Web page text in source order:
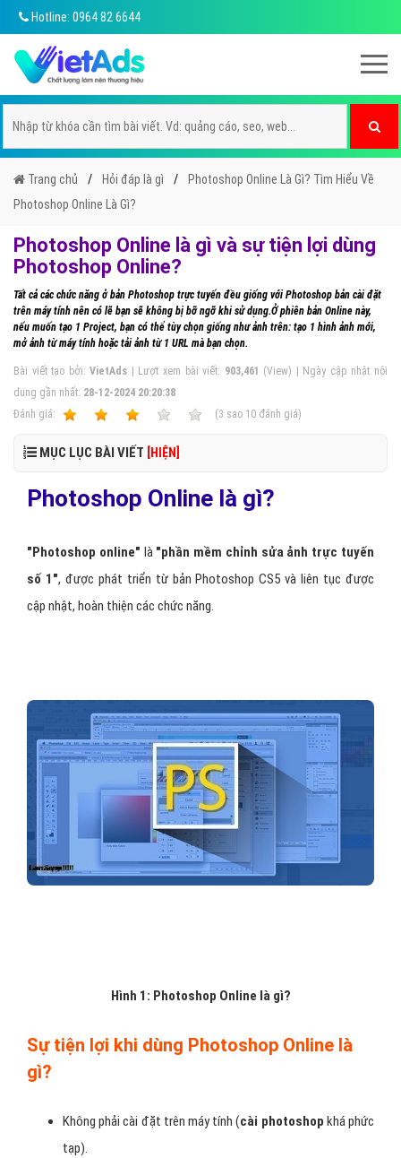
Hotline: 0964 82 6644
Trang chủ Hỏi đáp là gì
Photoshop Online Là Gì? Tìm Hiểu Về
Photoshop Online Là Gì?
Photoshop Online là gì và sự tiện lợi dùng
Photoshop Online?
Tất cả các chức năng ở bản Photoshop trực tuyến đều giống với Photoshop bản cài đặt
trên máy tính nên có lẽ bạn sẽ không bị bỡ ngỡ khi sử dụng.Ở phiên bản Online này,
nếu muốn tạo 1 Project, bạn có thể tùy chọn giống như ảnh trên: tạo 1 hình ảnh mới,
mở ảnh từ máy tính hoặc tải ảnh từ 1 URL mà bạn chọn.
Bài viết tạo bởi:VietAds | Lượt xem bài viết: 903,461 (View) | Ngày cập nhật nội
dung gần nhất: 28-12-2024 20:20:38
Ðánh giá:
(3 sao 10 đánh giá)
MỤC LỤC BÀI VIẾT [HIỆN]
Photoshop Online là gì?
"Photoshop online" là "phần mềm chỉnh sửa ảnh trực tuyến
số 1", được phát triển từ bản Photoshop CS5 và liên tục được
cập nhật, hoàn thiện các chức năng.
Hình 1: Photoshop Online là gì?
Sự tiện lợi khi dùng Photoshop Online là
gì?
Không phải cài đặt trên máy tính (cài photoshop khá phức
tạp).